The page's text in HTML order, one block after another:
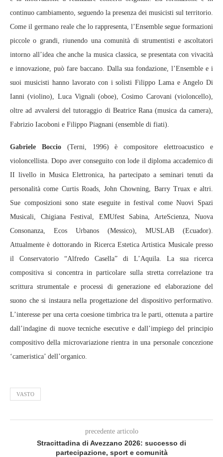
continuo cambiamento, seguendo la presenza dei musicisti sul territorio.
Come il germano reale che lo rappresenta, l’Ensemble segue formazioni
piccole o grandi, riunendo una comunità di strumentisti e ascoltatori
intorno all’idea che anche la musica classica, se presentata con vivacità
e innovazione, può fare baccano. Dalla sua fondazione, l’Ensemble e i
suoi musicisti hanno lavorato con i solisti Filippo Lama e Angelo Di
Ianni (violino), Luca Vignali (oboe), Cosimo Carovani (violoncello),
oltre ad avvalersi del tutoraggio di Beatrice Rana (musica da camera),
Fabrizio Iacoboni e Filippo Piagnani (ensemble di fiati).
Gabriele Boccio(Terni, 1996) è compositore elettroacustico e
violoncellista. Dopo aver conseguito con lode il diploma accademico di
II livello in Musica Elettronica, ha partecipato a seminari tenuti da
personalità come Curtis Roads, John Chowning, Barry Truax e altri.
Sue composizioni sono state eseguite in festival come Nuovi Spazi
Musicali, Chigiana Festival, EMUfest Sabina, ArteScienza, Nuova
Consonanza, Ecos Urbanos (Messico), MUSLAB (Ecuador).
Attualmente è dottorando in Ricerca Estetica Artistica Musicale presso
il Conservatorio “Alfredo Casella” di L’Aquila. La sua ricerca
compositiva si concentra in particolare sulla stretta correlazione tra
scrittura strumentale e processi di generazione ed elaborazione del
suono che si instaura nella progettazione del dispositivo performativo.
L’interesse per una certa coesione timbrica tra le parti, ottenuta a partire
dall’indagine di nuove tecniche esecutive e dall’impiego del principio
compositivo della microvariazione rientra in una personale concezione
‘cameristica’ dell’organico.
VASTO
precedente articolo
Stracittadina di Avezzano 2026: successo di
partecipazione, sport e comunità